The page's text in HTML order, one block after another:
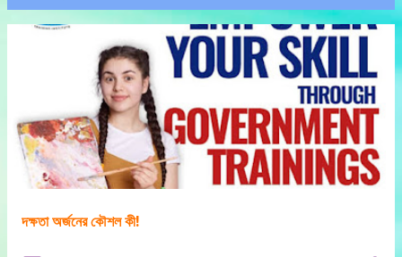
দক্ষতা অর্জনের কৌশল কী!